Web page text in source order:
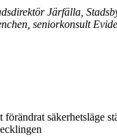
Järfälla,
seniorkonsult
säkerhetsläge